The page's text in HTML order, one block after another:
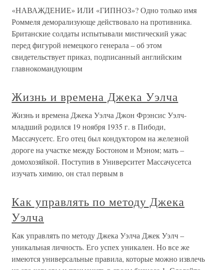
«НАВАЖДЕНИЕ» ИЛИ «ГИПНОЗ»? Одно только имя
Роммеля деморализующе действовало на противника.
Британские солдаты испытывали мистический ужас
перед фигурой немецкого генерала – об этом
свидетельствует приказ, подписанный английским
главнокомандующим
Жизнь и времена Джека Уэлча
Жизнь и времена Джека Уэлча Джон Фрэнсис Уэлч-
младший родился 19 ноября 1935 г. в Пибоди,
Массачусетс. Его отец был кондуктором на железной
дороге на участке между Бостоном и Мэном; мать –
домохозяйкой. Поступив в Университет Массачусетса
изучать химию, он стал первым в
Как управлять по методу Джека
Уэлча
Как управлять по методу Джека Уэлча Джек Уэлч –
уникальная личность. Его успех уникален. Но все же
имеются универсальные правила, которые можно извлечь